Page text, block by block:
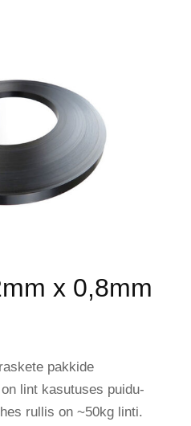
x 0,8mm
pakkide
lint kasutuses puidu-
rullis on ~50kg linti.